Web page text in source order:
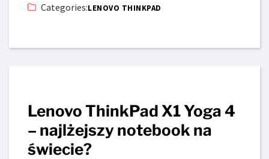
Categories:LENOVO THINKPAD
Lenovo ThinkPad X1 Yoga 4
– najlżejszy notebook na
świecie?